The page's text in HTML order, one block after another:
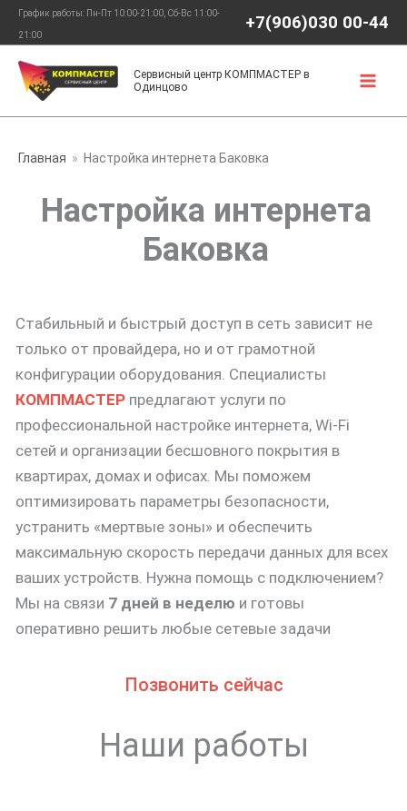
Перейти
содержимому
График работы: Пн-Пт 10:00-21:00, Сб-Вс 11:00-
21:00
+7(906)030 00-44
Сервисный центр КОМПМАСТЕР в
Одинцово
Главная Настройка интернета Баковка
Настройка интернета
Баковка
Стабильный и быстрый доступ в сеть зависит не
только от провайдера, но и от грамотной
конфигурации оборудования. Специалисты
КОМПМАСТЕР предлагают услуги по
профессиональной настройке интернета, Wi-Fi
сетей и организации бесшовного покрытия в
квартирах, домах и офисах. Мы поможем
оптимизировать параметры безопасности,
устранить «мертвые зоны» и обеспечить
максимальную скорость передачи данных для всех
ваших устройств. Нужна помощь с подключением?
Мы на связи 7 дней в неделю и готовы
оперативно решить любые сетевые задачи
Позвонить сейчас
Наши работы